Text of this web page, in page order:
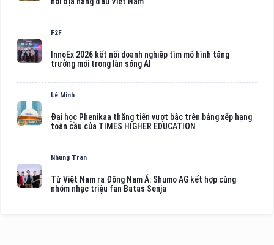
F2F
InnoEx 2026 kết nối doanh nghiệp tìm mô hình tăng
trưởng mới trong làn sóng AI
Lê Minh
Đại học Phenikaa thăng tiến vượt bậc trên bảng xếp hạng
toàn cầu của TIMES HIGHER EDUCATION
Nhung Tran
Từ Việt Nam ra Đông Nam Á: Shumo AG kết hợp cùng
nhóm nhạc triệu fan Batas Senja